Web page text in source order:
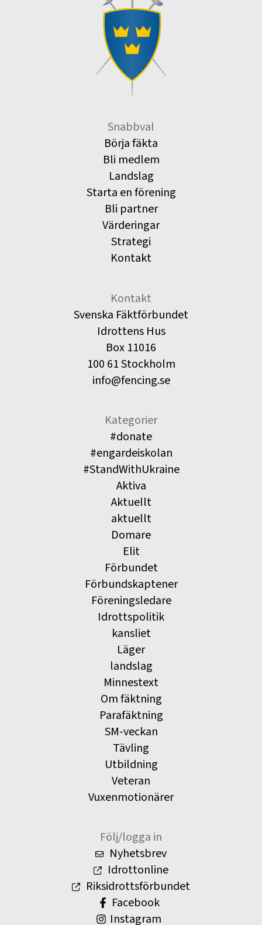
Snabbval
Börja fäkta
Bli medlem
Landslag
Starta en förening
Bli partner
Värderingar
Strategi
Kontakt
Kontakt
Svenska Fäktförbundet
Idrottens Hus
Box 11016
100 61 Stockholm
info@fencing.se
Kategorier
#donate
#engardeiskolan
#StandWithUkraine
Aktiva
Aktuellt
aktuellt
Domare
Elit
Förbundet
Förbundskaptener
Föreningsledare
Idrottspolitik
kansliet
Läger
landslag
Minnestext
Om fäktning
Parafäktning
SM-veckan
Tävling
Utbildning
Veteran
Vuxenmotionärer
Följ/logga in
Nyhetsbrev
Idrottonline
Riksidrottsförbundet
Facebook
Instagram